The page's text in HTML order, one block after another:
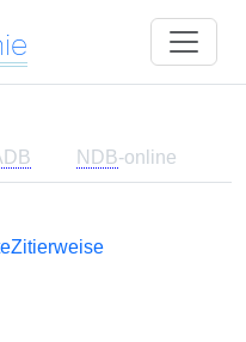
NDB-online
Zitierweise